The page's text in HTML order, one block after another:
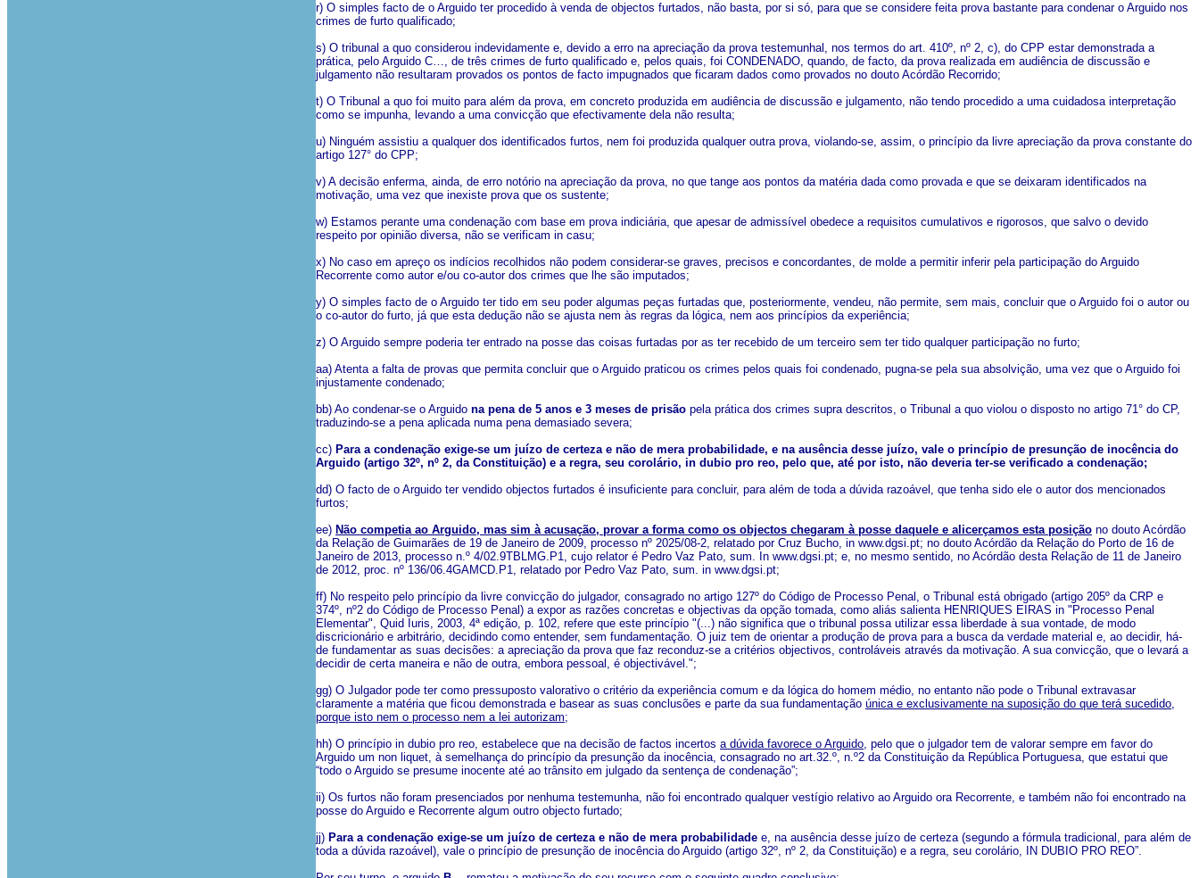
r) O simples facto de o Arguido ter procedido à venda de objectos furtados, não basta, por si só, para que se considere feita prova bastante para condenar o Arguido nos
crimes de furto qualificado;
s) O tribunal a quo considerou indevidamente e, devido a erro na apreciação da prova testemunhal, nos termos do art. 410º, nº 2, c), do CPP estar demonstrada a
prática, pelo Arguido C…, de três crimes de furto qualificado e, pelos quais, foi CONDENADO, quando, de facto, da prova realizada em audiência de discussão e
julgamento não resultaram provados os pontos de facto impugnados que ficaram dados como provados no douto Acórdão Recorrido;
t) O Tribunal a quo foi muito para além da prova, em concreto produzida em audiência de discussão e julgamento, não tendo procedido a uma cuidadosa interpretação
como se impunha, levando a uma convicção que efectivamente dela não resulta;
u) Ninguém assistiu a qualquer dos identificados furtos, nem foi produzida qualquer outra prova, violando-se, assim, o princípio da livre apreciação da prova constante do
artigo 127° do CPP;
v) A decisão enferma, ainda, de erro notório na apreciação da prova, no que tange aos pontos da matéria dada como provada e que se deixaram identificados na
motivação, uma vez que inexiste prova que os sustente;
w) Estamos perante uma condenação com base em prova indiciária, que apesar de admissível obedece a requisitos cumulativos e rigorosos, que salvo o devido
respeito por opinião diversa, não se verificam in casu;
x) No caso em apreço os indícios recolhidos não podem considerar-se graves, precisos e concordantes, de molde a permitir inferir pela participação do Arguido
Recorrente como autor e/ou co-autor dos crimes que lhe são imputados;
y) O simples facto de o Arguido ter tido em seu poder algumas peças furtadas que, posteriormente, vendeu, não permite, sem mais, concluir que o Arguido foi o autor ou
o co-autor do furto, já que esta dedução não se ajusta nem às regras da lógica, nem aos princípios da experiência;
z) O Arguido sempre poderia ter entrado na posse das coisas furtadas por as ter recebido de um terceiro sem ter tido qualquer participação no furto;
aa) Atenta a falta de provas que permita concluir que o Arguido praticou os crimes pelos quais foi condenado, pugna-se pela sua absolvição, uma vez que o Arguido foi
injustamente condenado;
bb) Ao condenar-se o Arguido na pena de 5 anos e 3 meses de prisão pela prática dos crimes supra descritos, o Tribunal a quo violou o disposto no artigo 71° do CP,
traduzindo-se a pena aplicada numa pena demasiado severa;
cc) Para a condenação exige-se um juízo de certeza e não de mera probabilidade, e na ausência desse juízo, vale o princípio de presunção de inocência do
Arguido (artigo 32º, nº 2, da Constituição) e a regra, seu corolário, in dubio pro reo, pelo que, até por isto, não deveria ter-se verificado a condenação;
dd) O facto de o Arguido ter vendido objectos furtados é insuficiente para concluir, para além de toda a dúvida razoável, que tenha sido ele o autor dos mencionados
furtos;
ee) Não competia ao Arguido, mas sim à acusação, provar a forma como os objectos chegaram à posse daquele e alicerçamos esta posição no douto Acórdão
da Relação de Guimarães de 19 de Janeiro de 2009, processo nº 2025/08-2, relatado por Cruz Bucho, in www.dgsi.pt; no douto Acórdão da Relação do Porto de 16 de
Janeiro de 2013, processo n.º 4/02.9TBLMG.P1, cujo relator é Pedro Vaz Pato, sum. In www.dgsi.pt; e, no mesmo sentido, no Acórdão desta Relação de 11 de Janeiro
de 2012, proc. nº 136/06.4GAMCD.P1, relatado por Pedro Vaz Pato, sum. in www.dgsi.pt;
ff) No respeito pelo princípio da livre convicção do julgador, consagrado no artigo 127º do Código de Processo Penal, o Tribunal está obrigado (artigo 205º da CRP e
374º, nº2 do Código de Processo Penal) a expor as razões concretas e objectivas da opção tomada, como aliás salienta HENRIQUES EIRAS in "Processo Penal
Elementar", Quid Iuris, 2003, 4ª edição, p. 102, refere que este princípio "(...) não significa que o tribunal possa utilizar essa liberdade à sua vontade, de modo
discricionário e arbitrário, decidindo como entender, sem fundamentação. O juiz tem de orientar a produção de prova para a busca da verdade material e, ao decidir, há-
de fundamentar as suas decisões: a apreciação da prova que faz reconduz-se a critérios objectivos, controláveis através da motivação. A sua convicção, que o levará a
decidir de certa maneira e não de outra, embora pessoal, é objectivável.";
gg) O Julgador pode ter como pressuposto valorativo o critério da experiência comum e da lógica do homem médio, no entanto não pode o Tribunal extravasar
claramente a matéria que ficou demonstrada e basear as suas conclusões e parte da sua fundamentação única e exclusivamente na suposição do que terá sucedido,
porque isto nem o processo nem a lei autorizam;
hh) O princípio in dubio pro reo, estabelece que na decisão de factos incertos a dúvida favorece o Arguido, pelo que o julgador tem de valorar sempre em favor do
Arguido um non liquet, à semelhança do princípio da presunção da inocência, consagrado no art.32.º, n.º2 da Constituição da República Portuguesa, que estatui que
“todo o Arguido se presume inocente até ao trânsito em julgado da sentença de condenação”;
ii) Os furtos não foram presenciados por nenhuma testemunha, não foi encontrado qualquer vestígio relativo ao Arguido ora Recorrente, e também não foi encontrado na
posse do Arguido e Recorrente algum outro objecto furtado;
jj) Para a condenação exige-se um juízo de certeza e não de mera probabilidade e, na ausência desse juízo de certeza (segundo a fórmula tradicional, para além de
toda a dúvida razoável), vale o princípio de presunção de inocência do Arguido (artigo 32º, nº 2, da Constituição) e a regra, seu corolário, IN DUBIO PRO REO”.